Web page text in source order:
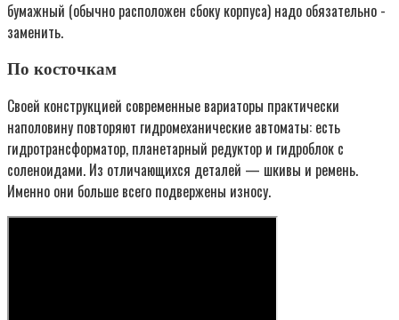
бумажный (обычно расположен сбоку корпуса) надо обязательно ­
заменить.
По косточкам
Своей конструкцией современные вариаторы практически
наполовину повторяют гидромеханические автоматы: есть
гидротрансформатор, планетарный редуктор и гидроблок с
соленоидами. Из отличающихся деталей — шкивы и ремень.
Именно они больше всего подвержены износу.